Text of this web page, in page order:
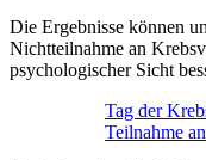
Die Ergebnisse können
Nichtteilnahme an
psychologischer Sicht
Tag der
Teilnahme